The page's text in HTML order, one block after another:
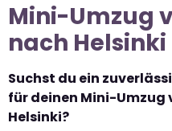
Mini-Umzug
nach Helsinki
Suchst du ein
für deinen Mini-Umzug
Helsinki?